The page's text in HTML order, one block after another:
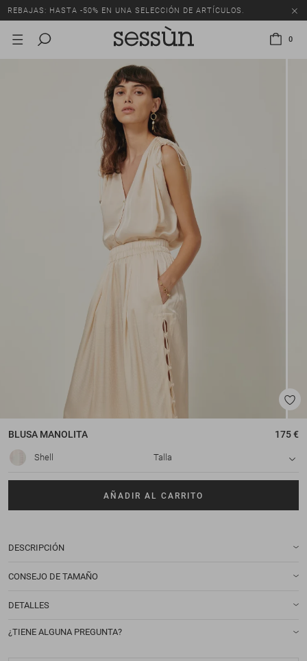
REBAJAS: HASTA -50% EN UNA SELECCIÓN DE ARTÍCULOS.
0
BLUSA MANOLITA 175 €
Shell Talla
AÑADIR AL CARRITO
DESCRIPCIÓN
CONSEJO DE TAMAÑO
DETALLES
¿TIENE ALGUNA PREGUNTA?